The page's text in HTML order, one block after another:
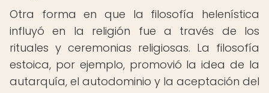
Otra forma en que la filosofía helenística
influyó en la religión fue a través de los
rituales y ceremonias religiosas. La filosofía
estoica, por ejemplo, promovió la idea de la
autarquía, el autodominio y la aceptación del